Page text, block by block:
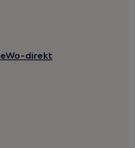
direkt